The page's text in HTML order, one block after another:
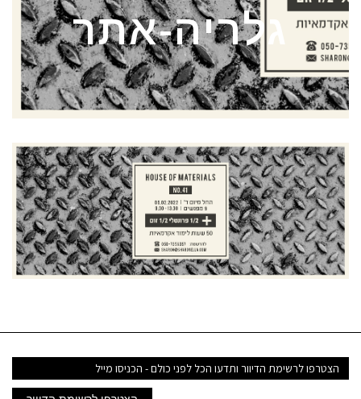
גלריה-אתר
דואר
אלקטרוני